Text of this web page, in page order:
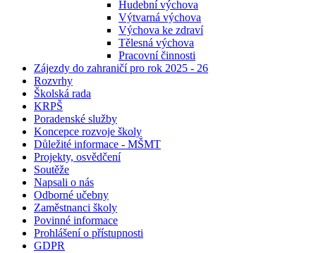
Hudební výchova
Výtvarná výchova
Výchova ke zdraví
Tělesná výchova
Pracovní činnosti
Zájezdy do zahraničí pro rok 2025 - 26
Rozvrhy
Školská rada
KRPŠ
Poradenské služby
Koncepce rozvoje školy
Důležité informace - MŠMT
Projekty, osvědčení
Soutěže
Napsali o nás
Odborné učebny
Zaměstnanci školy
Povinné informace
Prohlášení o přístupnosti
GDPR